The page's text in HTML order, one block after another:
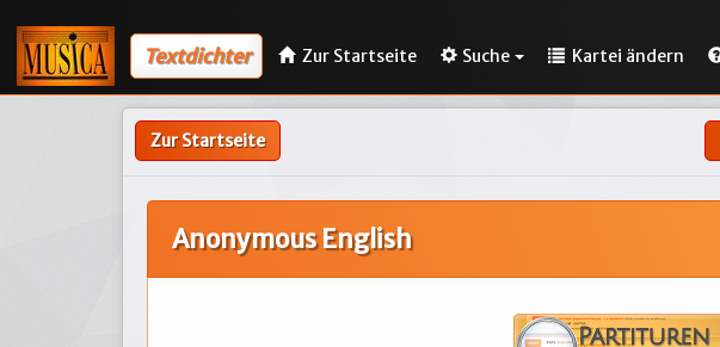
Textdichter Zur Startseite Suche Kartei ändern
Zur Startseite
Anonymous English